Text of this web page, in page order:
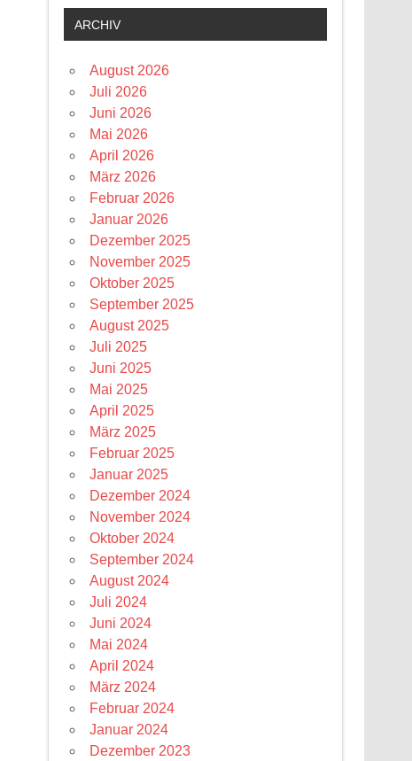
ARCHIV
August 2026
Juli 2026
Juni 2026
Mai 2026
April 2026
März 2026
Februar 2026
Januar 2026
Dezember 2025
November 2025
Oktober 2025
September 2025
August 2025
Juli 2025
Juni 2025
Mai 2025
April 2025
März 2025
Februar 2025
Januar 2025
Dezember 2024
November 2024
Oktober 2024
September 2024
August 2024
Juli 2024
Juni 2024
Mai 2024
April 2024
März 2024
Februar 2024
Januar 2024
Dezember 2023